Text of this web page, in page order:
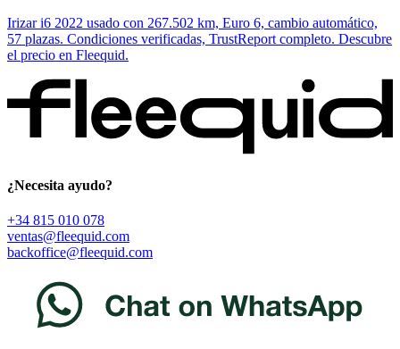
Irizar i6 2022 usado con 267.502 km, Euro 6, cambio automático,
57 plazas. Condiciones verificadas, TrustReport completo. Descubre
el precio en Fleequid.
¿Necesita ayudo?
+34 815 010 078
ventas@fleequid.com
backoffice@fleequid.com